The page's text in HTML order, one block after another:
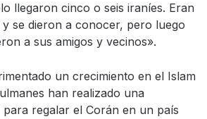
llegaron cinco o seis iraníes. Eran
se dieron a conocer, pero luego
a sus amigos y vecinos».
un crecimiento en el Islam
han realizado una
regalar el Corán en un país